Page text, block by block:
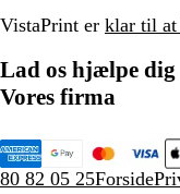
VistaPrint er klar til
Lad os hjælpe dig
Vores firma
80 82 05 25Forside